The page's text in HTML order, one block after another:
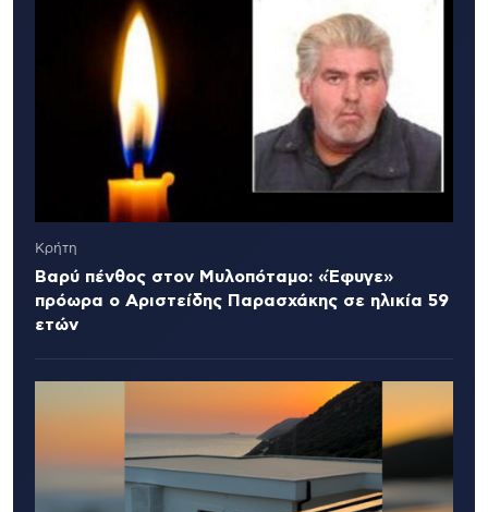
Κρήτη
Βαρύ πένθος στον Μυλοπόταμο: «Έφυγε»
πρόωρα ο Αριστείδης Παρασχάκης σε ηλικία 59
ετών